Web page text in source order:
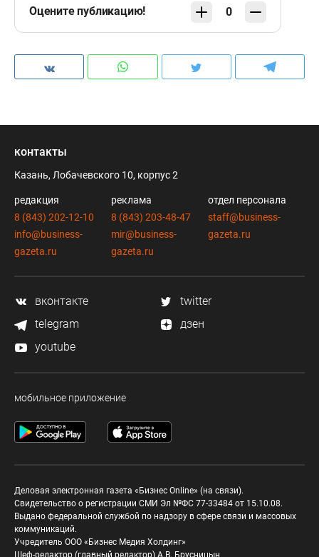
Оцените публикацию! 0
контакты
Казань, Лобачевского 10, корпус 2
редакция
8 (843) 202-12-10
info@business-
gazeta.ru
реклама
8 (843) 203-48-47
mir@business-
gazeta.ru
отдел персонала
staff@business-
gazeta.ru
вконтакте
twitter
telegram
дзен
youtube
мобильное приложение
Деловая электронная газета «Бизнес Online» (на связи).
Свидетельство о регистрации СМИ Эл №ФС 77-33484 от 15.10.08.
Выдано федеральной службой по надзору в сфере связи и массовых
коммуникаций.
Учредитель ООО «Бизнес Медия Холдинг»
Шеф-редактор (главный редактор) А.В. Брусницын